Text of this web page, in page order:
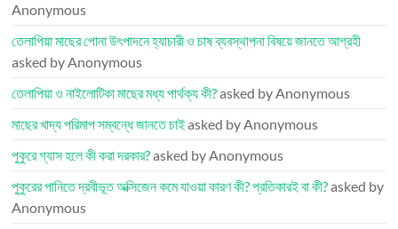
Anonymous
তেলাপিয়া মাছের পোনা উৎপাদনে হ্যাচারী ও চাষ ব্যবস্থাপনা বিষয়ে জানতে আগ্রহী
asked by Anonymous
তেলাপিয়া ও নাইলোটিকা মাছের মধ্য পার্থক্য কী?asked by Anonymous
মাছের খাদ্য পরিমাপ সম্বন্ধে জানতে চাইasked by Anonymous
পুকুরে গ্যাস হলে কী করা দরকার?asked by Anonymous
পুকুরের পানিতে দ্রবীভূত অক্সিজেন কমে যাওয়া কারণ কী? প্রতিকারই বা কী?asked by
Anonymous